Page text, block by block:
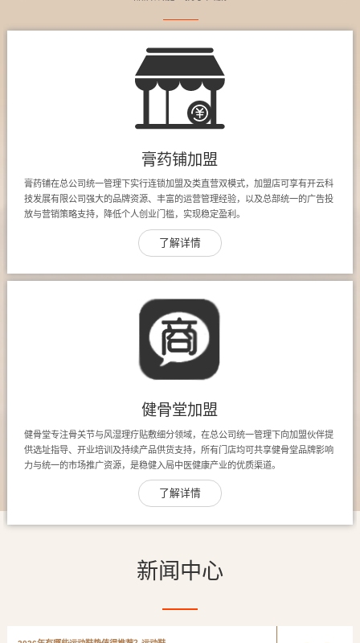
膏药铺加盟
膏药铺在总公司统一管理下实行连锁加盟及类直营双模式，加盟店可享有开云科
技发展有限公司强大的品牌资源、丰富的运营管理经验，以及总部统一的广告投
放与营销策略支持，降低个人创业门槛，实现稳定盈利。
了解详情
健骨堂加盟
健骨堂专注骨关节与风湿理疗贴敷细分领域，在总公司统一管理下向加盟伙伴提
供选址指导、开业培训及持续产品供货支持，所有门店均可共享健骨堂品牌影响
力与统一的市场推广资源，是稳健入局中医健康产业的优质渠道。
了解详情
新闻中心